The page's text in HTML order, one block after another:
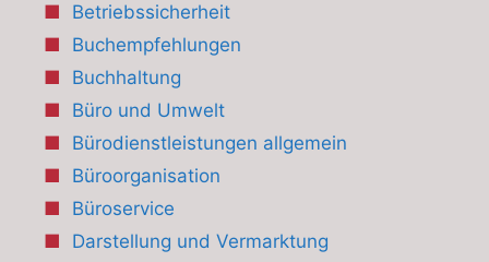
Betriebssicherheit
Buchempfehlungen
Buchhaltung
Büro und Umwelt
Bürodienstleistungen allgemein
Büroorganisation
Büroservice
Darstellung und Vermarktung